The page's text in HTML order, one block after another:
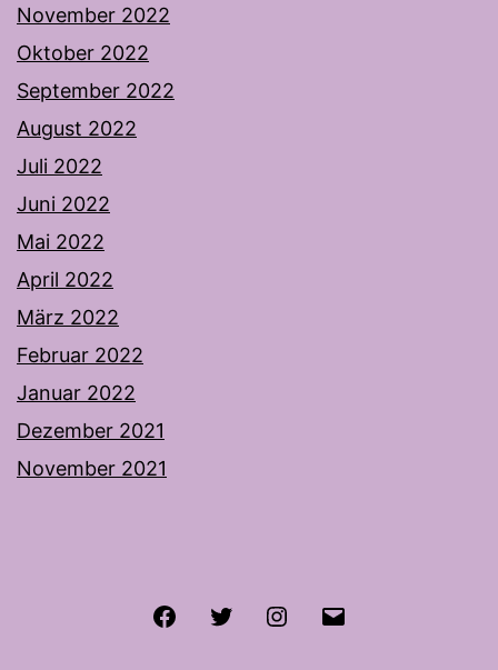
November 2022
Oktober 2022
September 2022
August 2022
Juli 2022
Juni 2022
Mai 2022
April 2022
März 2022
Februar 2022
Januar 2022
Dezember 2021
November 2021
FacebookTwitter Instagram